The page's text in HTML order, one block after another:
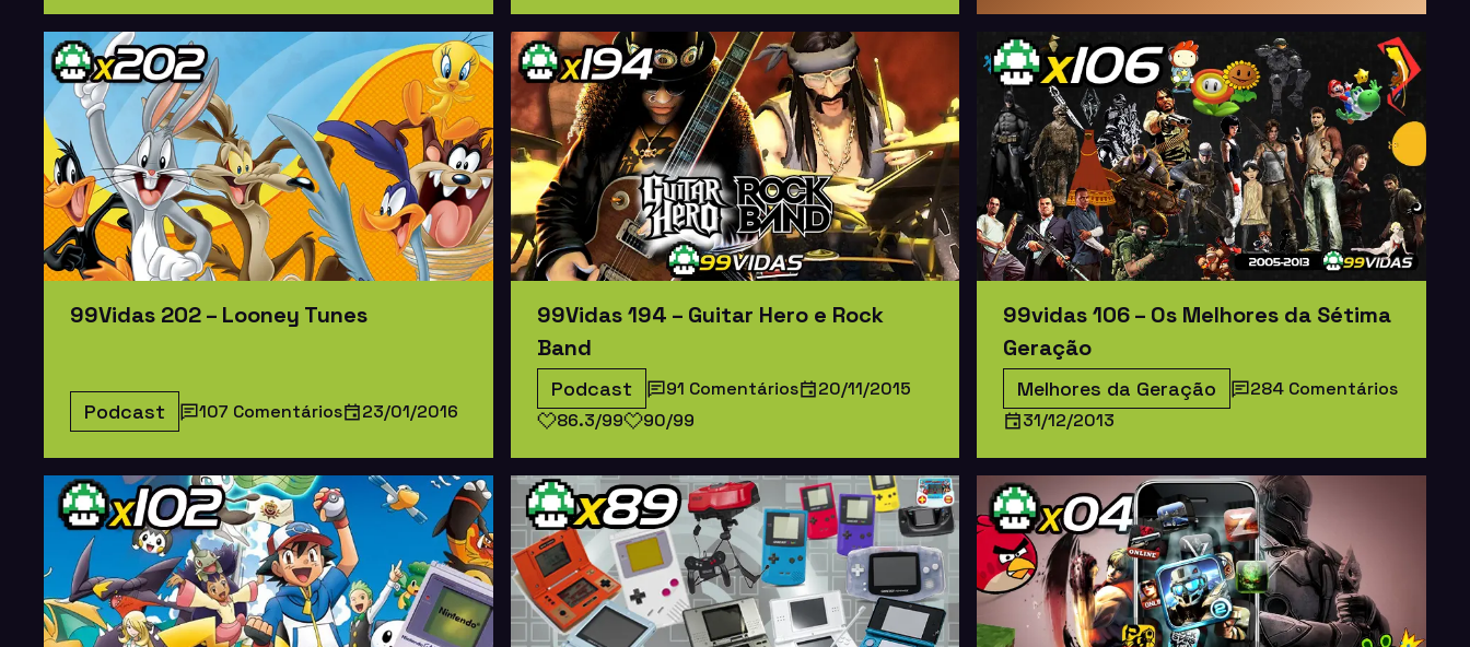
99Vidas 202 – Looney Tunes
Podcast 107 Comentários 23/01/2016
99Vidas 194 – Guitar Hero e Rock
Band
Podcast 91 Comentários
20/11/2015
86.3/99
90/99
99vidas 106 – Os Melhores da Sétima
Geração
Melhores da Geração
284 Comentários
31/12/2013